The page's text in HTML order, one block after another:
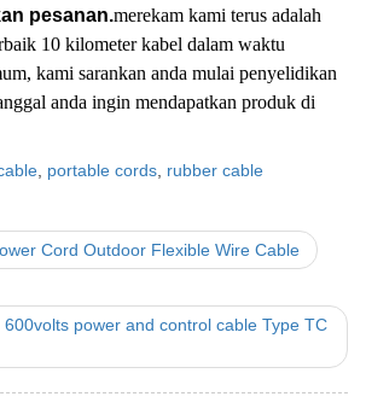
pesanan.merekam kami terus adalah
10 kilometer kabel dalam waktu
kami sarankan anda mulai penyelidikan
anda ingin mendapatkan produk di
portable cords rubber cable
Cord Outdoor Flexible Wire Cable
600volts power and control cable Type TC